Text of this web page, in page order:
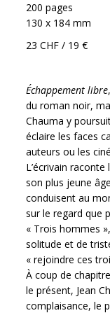
200 pages
130 x 184 mm
23 CHF / 19 €
Échappement libre
du roman noir,
Chauma y
éclaire les faces
auteurs ou les
L’écrivain
son plus jeune
conduisent au
sur le regard que
« Trois hommes
solitude et de
« rejoindre ces
À coup de
le présent, Jean
complaisance, le